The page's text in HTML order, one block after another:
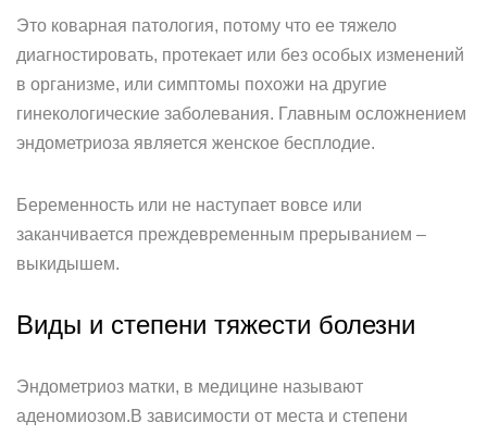
Это коварная патология, потому что ее тяжело
диагностировать, протекает или без особых изменений
в организме, или симптомы похожи на другие
гинекологические заболевания. Главным осложнением
эндометриоза является женское бесплодие.
Беременность или не наступает вовсе или
заканчивается преждевременным прерыванием –
выкидышем.
Виды и степени тяжести болезни
Эндометриоз матки, в медицине называют
аденомиозом.В зависимости от места и степени